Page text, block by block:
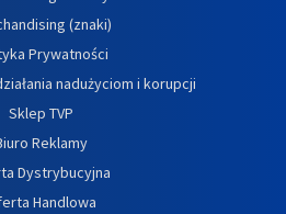
(znaki)
Prywatności
nadużyciom i korupcji
Sklep TVP
Reklamy
Dystrybucyjna
Handlowa